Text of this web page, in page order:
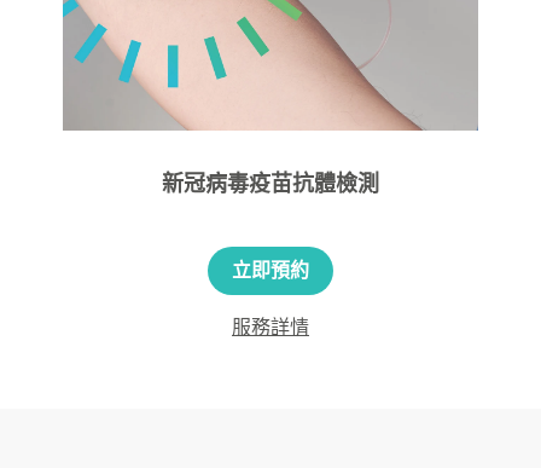
新冠病毒疫苗抗體檢測
立即預約
服務詳情